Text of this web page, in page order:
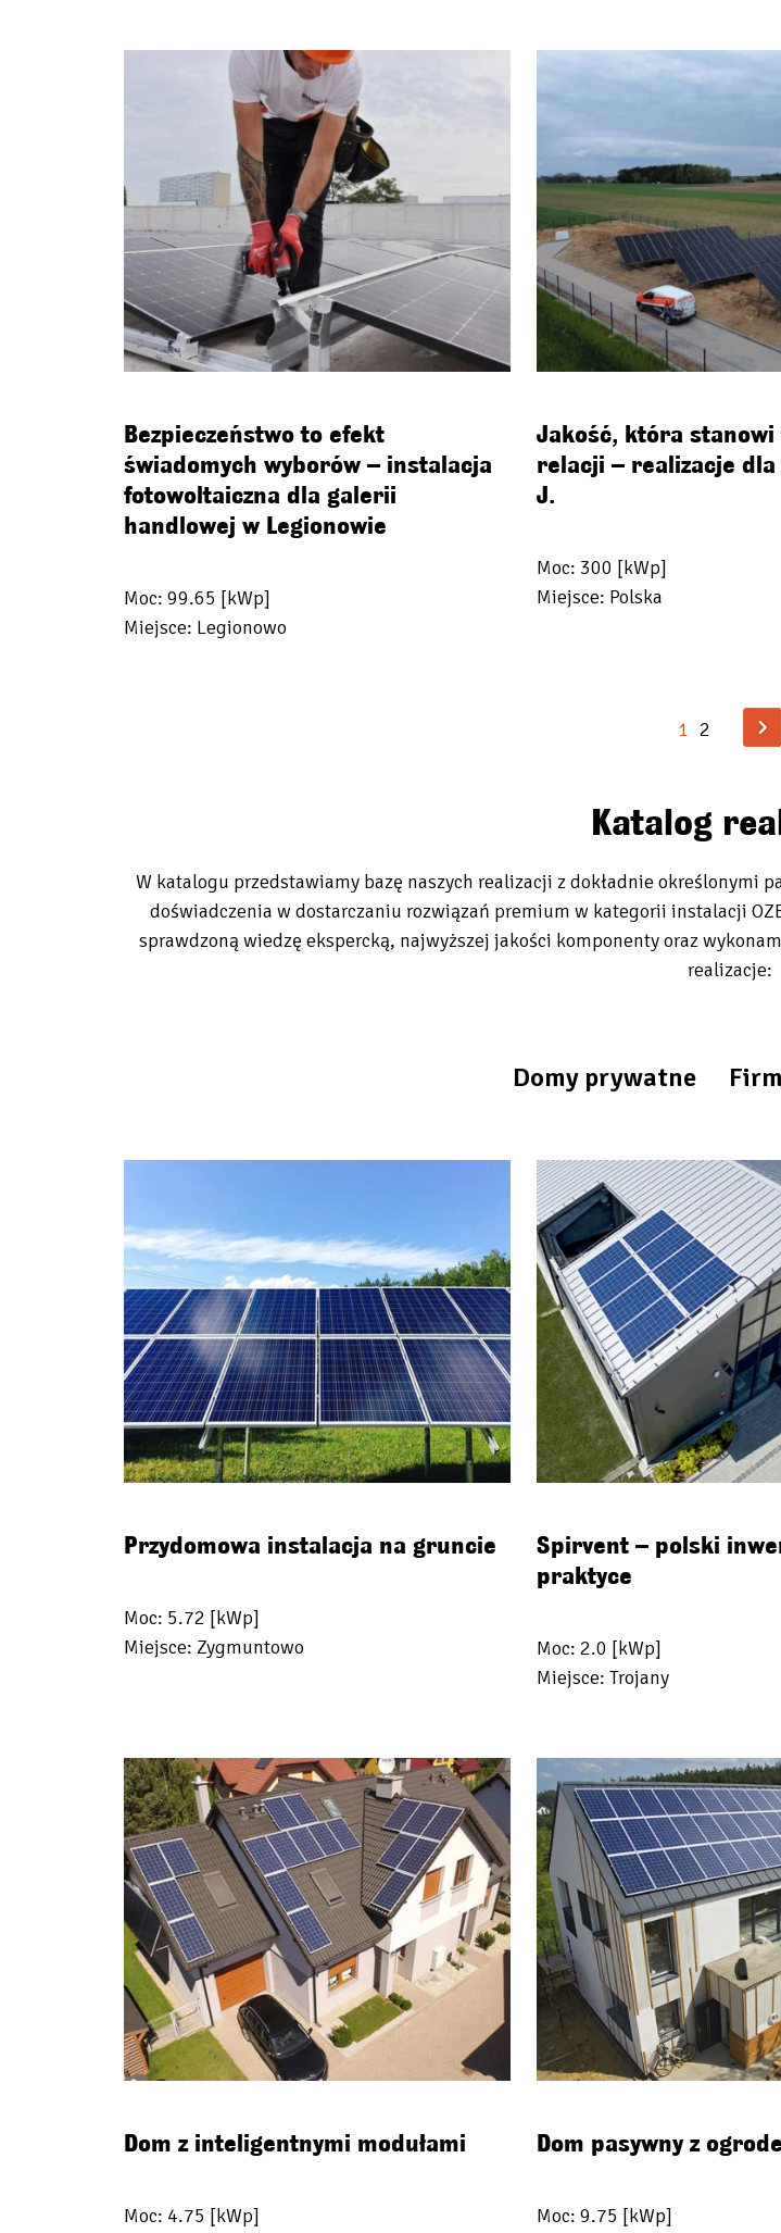
Bezpieczeństwo to efekt
świadomych wyborów – instalacja
fotowoltaiczna dla galerii
handlowej w Legionowie
Moc: 99.65 [kWp]
Miejsce: Legionowo
Jakość, która
relacji – realizacje dla
J.
Moc: 300 [kWp]
Miejsce: Polska
1 2
Katalog
W katalogu przedstawiamy bazę naszych realizacji z dokładnie określonymi
doświadczenia w dostarczaniu rozwiązań premium w kategorii instalacji
sprawdzoną wiedzę ekspercką, najwyższej jakości komponenty oraz
realizacje:
Domy prywatne
Przydomowa instalacja na gruncie
Moc: 5.72 [kWp]
Miejsce: Zygmuntowo
Spirvent – polski
praktyce
Moc: 2.0 [kWp]
Miejsce: Trojany
Dom z inteligentnymi modułami
Moc: 4.75 [kWp]
Dom pasywny z
Moc: 9.75 [kWp]